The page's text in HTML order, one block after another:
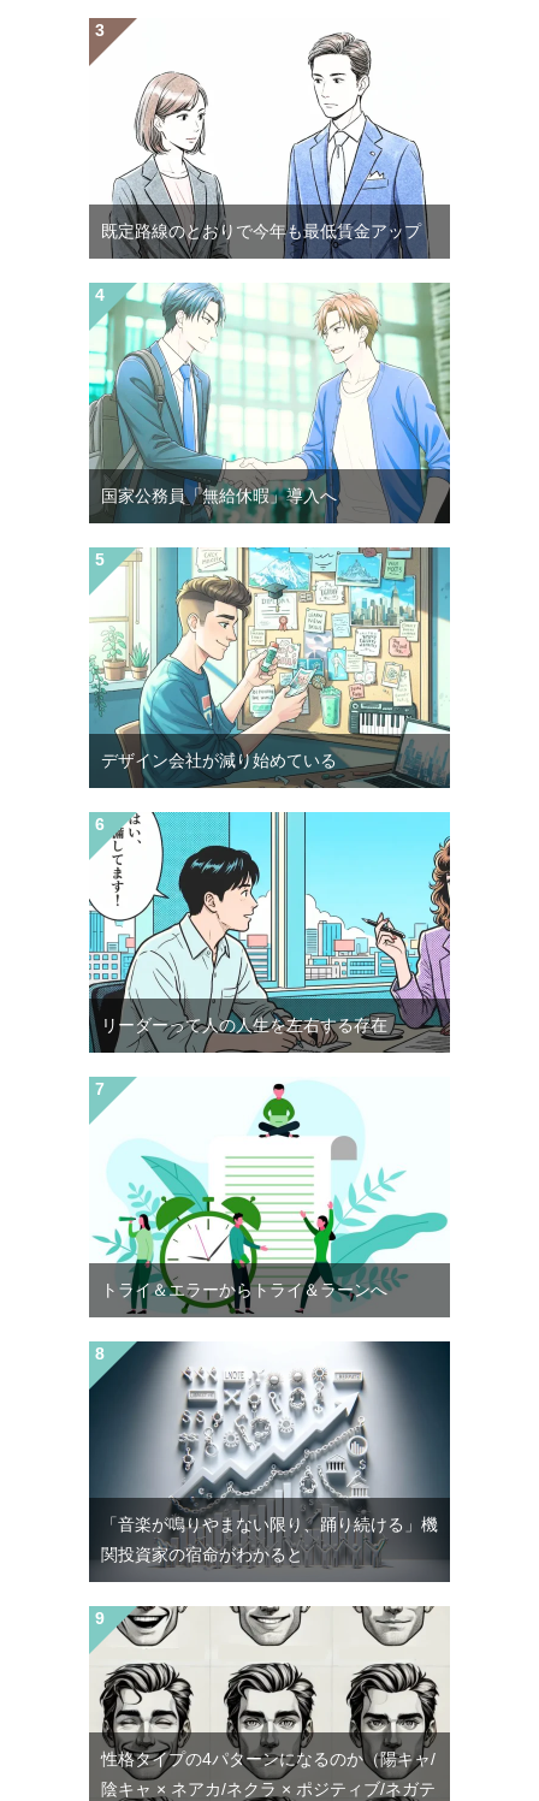
既定路線のとおりで今年も最低賃金アップ
国家公務員「無給休暇」導入へ
デザイン会社が減り始めている
リーダーって人の人生を左右する存在
トライ＆エラーからトライ＆ラーンへ
「音楽が鳴りやまない限り、踊り続ける」機
関投資家の宿命がわかると
性格タイプの4パターンになるのか（陽キャ/
陰キャ × ネアカ/ネクラ × ポジティブ/ネガテ